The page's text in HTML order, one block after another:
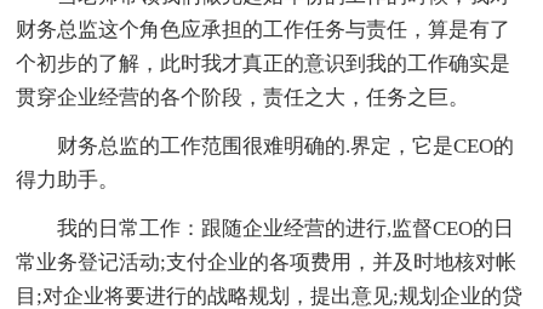
财务总监这个角色应承担的工作任务与责任，算是有了
个初步的了解，此时我才真正的意识到我的工作确实是
贯穿企业经营的各个阶段，责任之大，任务之巨。
财务总监的工作范围很难明确的.界定，它是CEO的
得力助手。
我的日常工作：跟随企业经营的进行,监督CEO的日
常业务登记活动;支付企业的各项费用，并及时地核对帐
目;对企业将要进行的战略规划，提出意见;规划企业的贷